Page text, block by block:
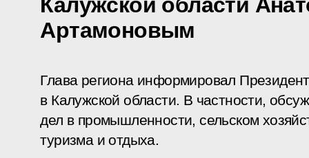
Артамоновым
Глава региона информировал
в Калужской области. В частности,
дел в промышленности, сельском
туризма и отдыха.